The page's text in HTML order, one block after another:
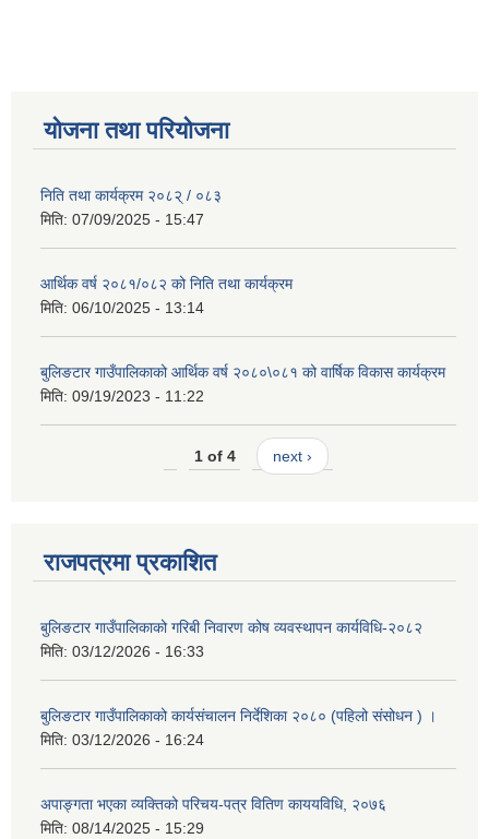
योजना तथा परियोजना
निति तथा कार्यक्रम २०८२् / ०८३
मिति: 07/09/2025 - 15:47
आर्थिक वर्ष २०८१/०८२ को निति तथा कार्यक्रम
मिति: 06/10/2025 - 13:14
बुलिङटार गाउँपालिकाको आर्थिक वर्ष २०८०\०८१ को वार्षिक विकास कार्यक्रम
मिति: 09/19/2023 - 11:22
1 of 4 next ›
राजपत्रमा प्रकाशित
बुलिङटार गाउँपालिकाको गरिबी निवारण कोष व्यवस्थापन कार्यविधि-२०८२
मिति: 03/12/2026 - 16:33
बुलिङटार गाउँपालिकाको कार्यसंचालन निर्देशिका २०८० (पहिलो संसोधन ) ।
मिति: 03/12/2026 - 16:24
अपाङ्गता भएका व्यक्तिको परिचय-पत्र वितिण काययविधि, २०७६
मिति: 08/14/2025 - 15:29